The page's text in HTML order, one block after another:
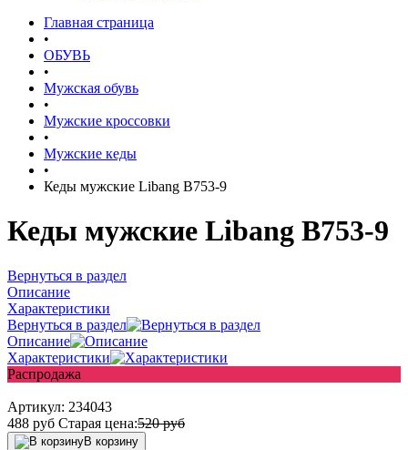
Главная страница
•
ОБУВЬ
•
Мужская обувь
•
Мужские кроссовки
•
Мужские кеды
•
Кеды мужские Libang B753-9
Кеды мужские Libang B753-9
Вернуться в раздел
Описание
Характеристики
Вернуться в раздел
Описание
Характеристики
Распродажа
Артикул: 234043
488 руб Старая цена:520руб
В корзину